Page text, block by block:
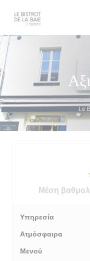
Μέση
Υπηρεσία
Ατμόσφαιρα
Μενού